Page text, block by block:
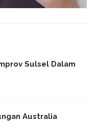
Sulsel Dalam
Australia